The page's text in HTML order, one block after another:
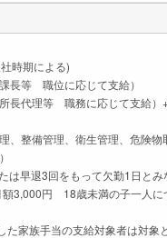
時期による)
長等 職位に応じて支給）
所長代理等 職務に応じて支給）
、整備管理、衛生管理、危険
は早退3回をもって欠勤1日とみ
額3,000円 18歳未満の子一人に
家族手当の支給対象者は対象